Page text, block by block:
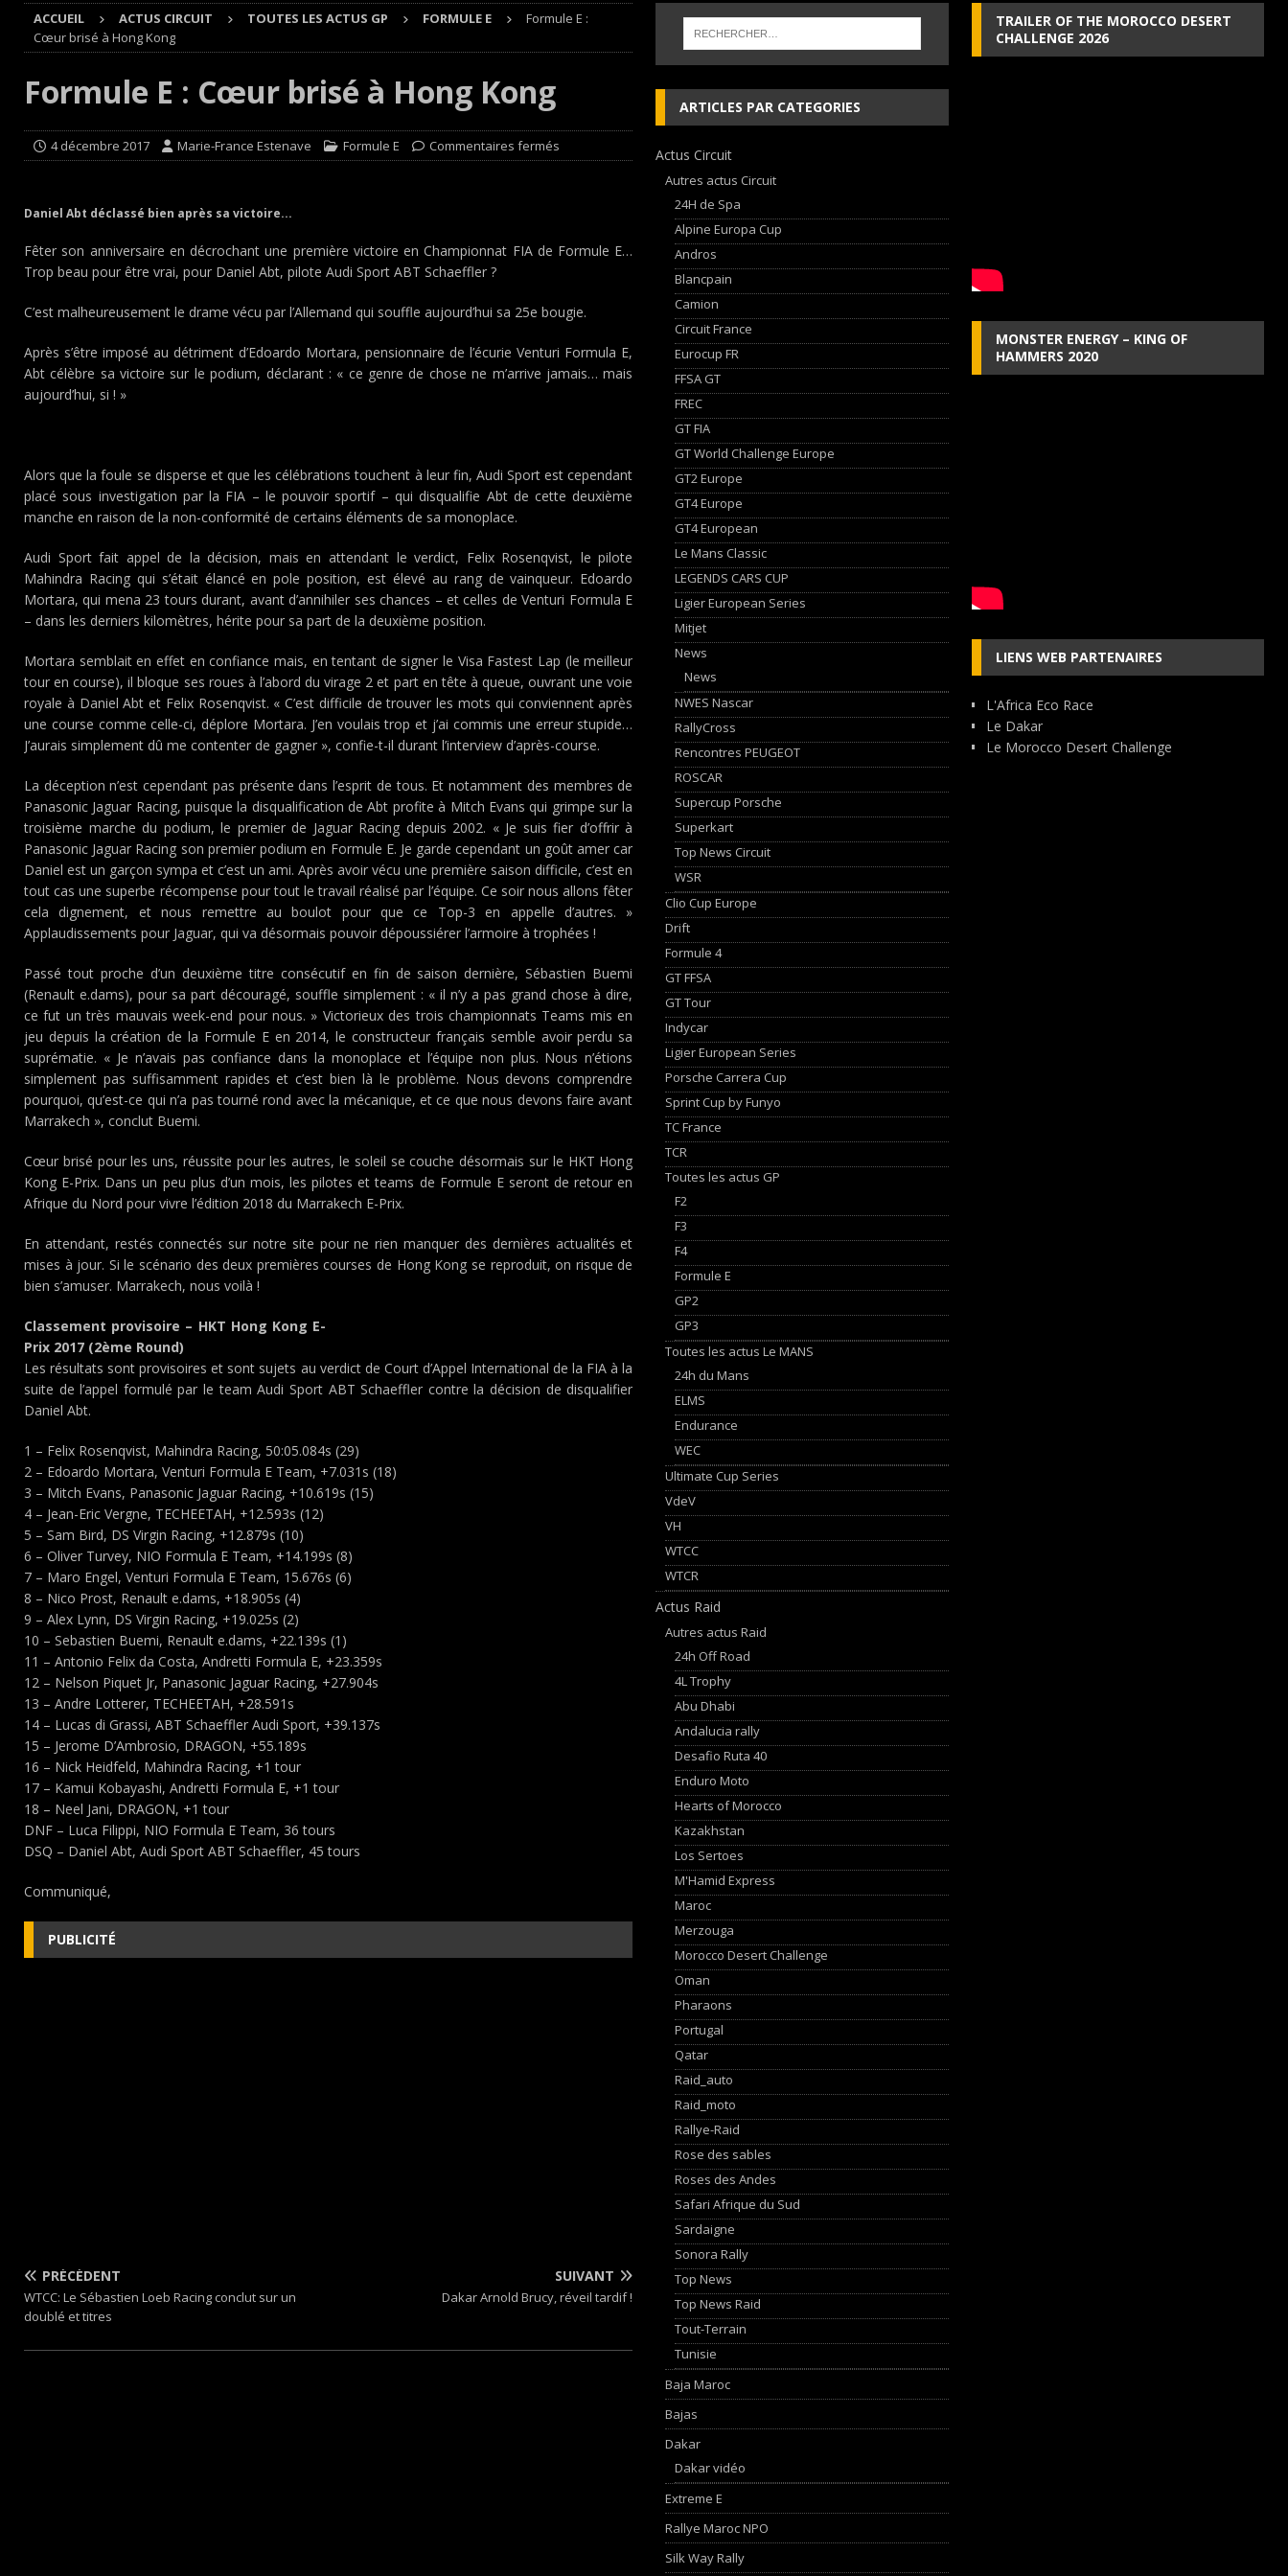
Cours
EDITO CIRCUIT
[ 4 août 2026 ] ‘1-2-4-5-3 : 50 ans de moteurs Audi cinq cylindres’ Nouvelle exposition spéciale à l’Audi museum mobile
[ 4 août 2026 ] Autocross et SprinCar : Aydie conclut un week-end d’exception !
[ 4 août 2026 ] Buggyra Organization and WINBO-DONGJIAN Automotive Technology sign strategic partnership
ACCUEIL ACTUS CIRCUIT TOUTES LES ACTUS GP FORMULE E
Formule E :
Cœur brisé à Hong Kong
Formule E : Cœur brisé à Hong Kong
4 décembre 2017 Marie-France Estenave Formule E Commentaires fermés
Daniel Abt déclassé bien après sa victoire...
Fêter son anniversaire en décrochant une première victoire en Championnat FIA de Formule E…
Trop beau pour être vrai, pour Daniel Abt, pilote Audi Sport ABT Schaeffler ?
C’est malheureusement le drame vécu par l’Allemand qui souffle aujourd’hui sa 25e bougie.
Après s’être imposé au détriment d’Edoardo Mortara, pensionnaire de l’écurie Venturi Formula E,
Abt célèbre sa victoire sur le podium, déclarant : « ce genre de chose ne m’arrive jamais… mais
aujourd’hui, si ! »
Alors que la foule se disperse et que les célébrations touchent à leur fin, Audi Sport est cependant
placé sous investigation par la FIA – le pouvoir sportif – qui disqualifie Abt de cette deuxième
manche en raison de la non-conformité de certains éléments de sa monoplace.
Audi Sport fait appel de la décision, mais en attendant le verdict, Felix Rosenqvist, le pilote
Mahindra Racing qui s’était élancé en pole position, est élevé au rang de vainqueur. Edoardo
Mortara, qui mena 23 tours durant, avant d’annihiler ses chances – et celles de Venturi Formula E
– dans les derniers kilomètres, hérite pour sa part de la deuxième position.
Mortara semblait en effet en confiance mais, en tentant de signer le Visa Fastest Lap (le meilleur
tour en course), il bloque ses roues à l’abord du virage 2 et part en tête à queue, ouvrant une voie
royale à Daniel Abt et Felix Rosenqvist. « C’est difficile de trouver les mots qui conviennent après
une course comme celle-ci, déplore Mortara. J’en voulais trop et j’ai commis une erreur stupide…
J’aurais simplement dû me contenter de gagner », confie-t-il durant l’interview d’après-course.
La déception n’est cependant pas présente dans l’esprit de tous. Et notamment des membres de
Panasonic Jaguar Racing, puisque la disqualification de Abt profite à Mitch Evans qui grimpe sur la
troisième marche du podium, le premier de Jaguar Racing depuis 2002. « Je suis fier d’offrir à
Panasonic Jaguar Racing son premier podium en Formule E. Je garde cependant un goût amer car
Daniel est un garçon sympa et c’est un ami. Après avoir vécu une première saison difficile, c’est en
tout cas une superbe récompense pour tout le travail réalisé par l’équipe. Ce soir nous allons fêter
cela dignement, et nous remettre au boulot pour que ce Top-3 en appelle d’autres. »
Applaudissements pour Jaguar, qui va désormais pouvoir dépoussiérer l’armoire à trophées !
Passé tout proche d’un deuxième titre consécutif en fin de saison dernière, Sébastien Buemi
(Renault e.dams), pour sa part découragé, souffle simplement : « il n’y a pas grand chose à dire,
ce fut un très mauvais week-end pour nous. » Victorieux des trois championnats Teams mis en
jeu depuis la création de la Formule E en 2014, le constructeur français semble avoir perdu sa
suprématie. « Je n’avais pas confiance dans la monoplace et l’équipe non plus. Nous n’étions
simplement pas suffisamment rapides et c’est bien là le problème. Nous devons comprendre
pourquoi, qu’est-ce qui n’a pas tourné rond avec la mécanique, et ce que nous devons faire avant
Marrakech », conclut Buemi.
Cœur brisé pour les uns, réussite pour les autres, le soleil se couche désormais sur le HKT Hong
Kong E-Prix. Dans un peu plus d’un mois, les pilotes et teams de Formule E seront de retour en
Afrique du Nord pour vivre l’édition 2018 du Marrakech E-Prix.
En attendant, restés connectés sur notre site pour ne rien manquer des dernières actualités et
mises à jour. Si le scénario des deux premières courses de Hong Kong se reproduit, on risque de
bien s’amuser. Marrakech, nous voilà !
Classement provisoire – HKT Hong Kong E-
Prix 2017 (2ème Round)
Les résultats sont provisoires et sont sujets au verdict de Court d’Appel International de la FIA à la
suite de l’appel formulé par le team Audi Sport ABT Schaeffler contre la décision de disqualifier
Daniel Abt.
1 – Felix Rosenqvist, Mahindra Racing, 50:05.084s (29)
2 – Edoardo Mortara, Venturi Formula E Team, +7.031s (18)
3 – Mitch Evans, Panasonic Jaguar Racing, +10.619s (15)
4 – Jean-Eric Vergne, TECHEETAH, +12.593s (12)
5 – Sam Bird, DS Virgin Racing, +12.879s (10)
6 – Oliver Turvey, NIO Formula E Team, +14.199s (8)
7 – Maro Engel, Venturi Formula E Team, 15.676s (6)
8 – Nico Prost, Renault e.dams, +18.905s (4)
9 – Alex Lynn, DS Virgin Racing, +19.025s (2)
10 – Sebastien Buemi, Renault e.dams, +22.139s (1)
11 – Antonio Felix da Costa, Andretti Formula E, +23.359s
12 – Nelson Piquet Jr, Panasonic Jaguar Racing, +27.904s
13 – Andre Lotterer, TECHEETAH, +28.591s
14 – Lucas di Grassi, ABT Schaeffler Audi Sport, +39.137s
15 – Jerome D’Ambrosio, DRAGON, +55.189s
16 – Nick Heidfeld, Mahindra Racing, +1 tour
17 – Kamui Kobayashi, Andretti Formula E, +1 tour
18 – Neel Jani, DRAGON, +1 tour
DNF – Luca Filippi, NIO Formula E Team, 36 tours
DSQ – Daniel Abt, Audi Sport ABT Schaeffler, 45 tours
Communiqué,
PUBLICITÉ
PRÉCÉDENT
WTCC: Le Sébastien Loeb Racing conclut sur un
doublé et titres
SUIVANT
Dakar Arnold Brucy, réveil tardif !
ARTICLES PAR CATEGORIES
Actus Circuit
Autres actus Circuit
24H de Spa
Alpine Europa Cup
Andros
Blancpain
Camion
Circuit France
Eurocup FR
FFSA GT
FREC
GT FIA
GT World Challenge Europe
GT2 Europe
GT4 Europe
GT4 European
Le Mans Classic
LEGENDS CARS CUP
Ligier European Series
Mitjet
News
News
NWES Nascar
RallyCross
Rencontres PEUGEOT
ROSCAR
Supercup Porsche
Superkart
Top News Circuit
WSR
Clio Cup Europe
Drift
Formule 4
GT FFSA
GT Tour
Indycar
Ligier European Series
Porsche Carrera Cup
Sprint Cup by Funyo
TC France
TCR
Toutes les actus GP
F2
F3
F4
Formule E
GP2
GP3
Toutes les actus Le MANS
24h du Mans
ELMS
Endurance
WEC
Ultimate Cup Series
VdeV
VH
WTCC
WTCR
Actus Raid
Autres actus Raid
24h Off Road
4L Trophy
Abu Dhabi
Andalucia rally
Desafio Ruta 40
Enduro Moto
Hearts of Morocco
Kazakhstan
Los Sertoes
M'Hamid Express
Maroc
Merzouga
Morocco Desert Challenge
Oman
Pharaons
Portugal
Qatar
Raid_auto
Raid_moto
Rallye-Raid
Rose des sables
Roses des Andes
Safari Afrique du Sud
Sardaigne
Sonora Rally
Top News
Top News Raid
Tout-Terrain
Tunisie
Baja Maroc
Bajas
Dakar
Dakar vidéo
Extreme E
Rallye Maroc NPO
Silk Way Rally
TRAILER OF THE MOROCCO DESERT
CHALLENGE 2026
MONSTER ENERGY – KING OF
HAMMERS 2020
LIENS WEB PARTENAIRES
L'Africa Eco Race
Le Dakar
Le Morocco Desert Challenge